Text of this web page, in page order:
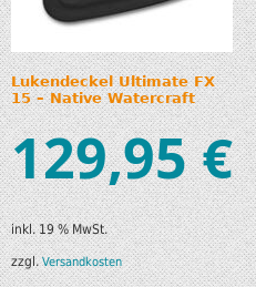
Lukendeckel Ultimate FX
15 – Native Watercraft
129,95€
inkl. 19 % MwSt.
zzgl.Versandkosten